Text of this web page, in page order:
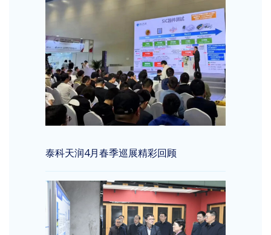
泰科天润4月春季巡展精彩回顾